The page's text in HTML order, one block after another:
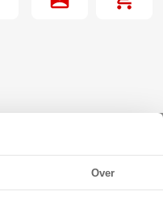
M8x18mm 8.8
Over